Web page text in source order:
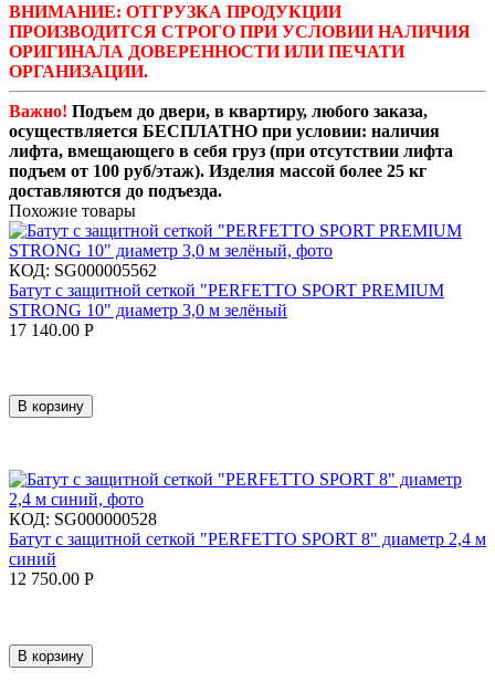
ВНИМАНИЕ: ОТГРУЗКА ПРОДУКЦИИ
ПРОИЗВОДИТСЯ СТРОГО ПРИ УСЛОВИИ НАЛИЧИЯ
ОРИГИНАЛА ДОВЕРЕННОСТИ ИЛИ ПЕЧАТИ
ОРГАНИЗАЦИИ.
Важно! Подъем до двери, в квартиру, любого заказа,
осуществляется БЕСПЛАТНО при условии: наличия
лифта, вмещающего в себя груз (при отсутствии лифта
подъем от 100 руб/этаж). Изделия массой более 25 кг
доставляются до подъезда.
Похожие товары
КОД: SG000005562
Батут с защитной сеткой "PERFETTO SPORT PREMIUM
STRONG 10" диаметр 3,0 м зелёный
17 140.00 Р
В корзину
КОД: SG000000528
Батут с защитной сеткой "PERFETTO SPORT 8" диаметр 2,4 м
синий
12 750.00 Р
В корзину